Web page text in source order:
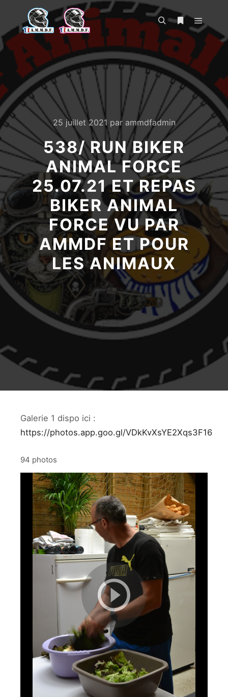
RechercherPlus d’infos
Menu
25 juillet 2021par ammdfadmin
538/ RUN BIKER
ANIMAL FORCE
25.07.21 ET REPAS
BIKER ANIMAL
FORCE VU PAR
AMMDF ET POUR
LES ANIMAUX
Galerie 1 dispo ici :
https://photos.app.goo.gl/VDkKvXsYE2Xqs3F16
94 photos